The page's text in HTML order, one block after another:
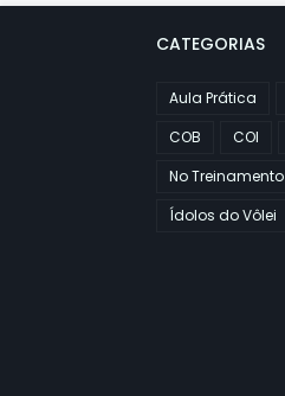
CATEGORIAS
Aula Prática
COB
COI
No Treinamento
Ídolos do Vôlei